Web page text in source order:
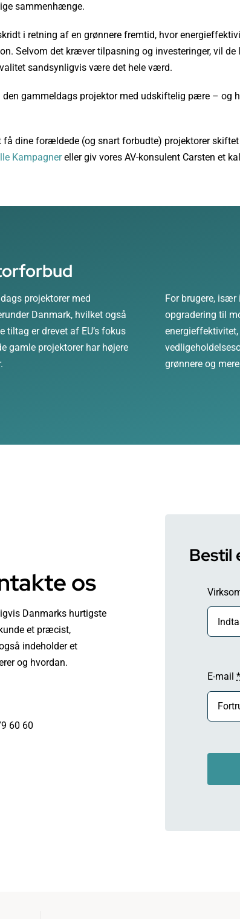
sammenhænge.
i retning af en grønnere fremtid, hvor
Selvom det kræver tilpasning og investeringer, vil
sandsynligvis være det hele værd.
gammeldags projektor med udskiftelig pære – og
dine forældede (og snart forbudte) projektorer
Kampagnereller giv vores AV-konsulent Carsten et
projektorer med
Danmark, hvilket også
er drevet af EU’s fokus
gamle projektorer har højere
For brugere, især
opgradering til
grønnere og
os
Danmarks hurtigste
et præcist,
indeholder et
og hvordan.
60 60
Bestil
E-mail*